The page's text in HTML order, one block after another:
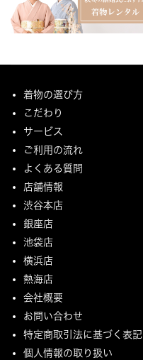
着物の選び方
こだわり
サービス
ご利用の流れ
よくある質問
店舗情報
渋谷本店
銀座店
池袋店
横浜店
熱海店
会社概要
お問い合わせ
特定商取引法に基づく表記
個人情報の取り扱い